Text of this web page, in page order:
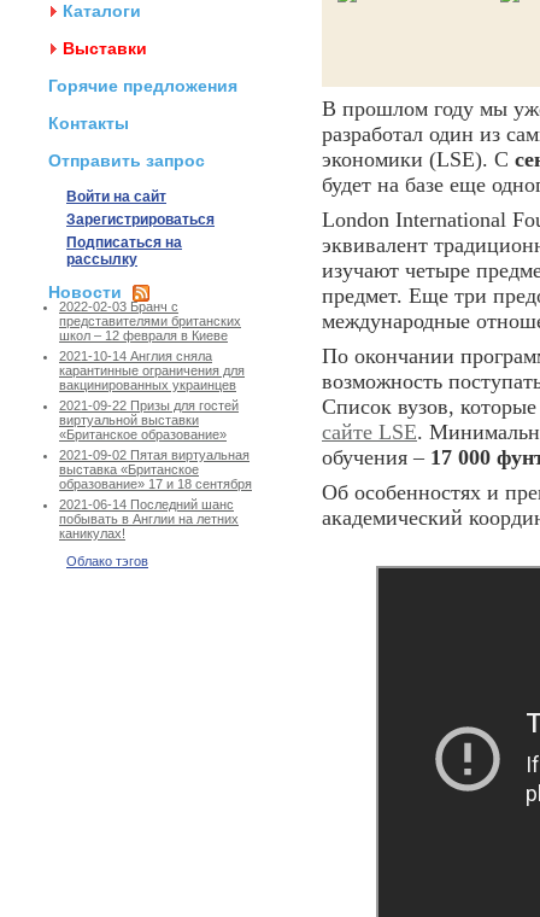
Каталоги
Выставки
Горячие предложения
Контакты
Отправить запрос
Войти на сайт
Зарегистрироваться
Подписаться на
рассылку
Новости
2022-02-03 Бранч с
представителями британских
школ – 12 февраля в Киеве
2021-10-14 Англия сняла
карантинные ограничения для
вакцинированных украинцев
2021-09-22 Призы для гостей
виртуальной выставки
«Британское образование»
2021-09-02 Пятая виртуальная
выставка «Британское
образование» 17 и 18 сентября
2021-06-14 Последний шанс
побывать в Англии на летних
каникулах!
Облако тэгов
В прошлом году мы
разработал один из
экономики (LSE). С
будет на базе еще
London International
эквивалент
изучают четыре
предмет. Еще три
международные
По окончании
возможность
Список вузов,
сайте LSE.
обучения – 17 000
Об особенностях и
академический